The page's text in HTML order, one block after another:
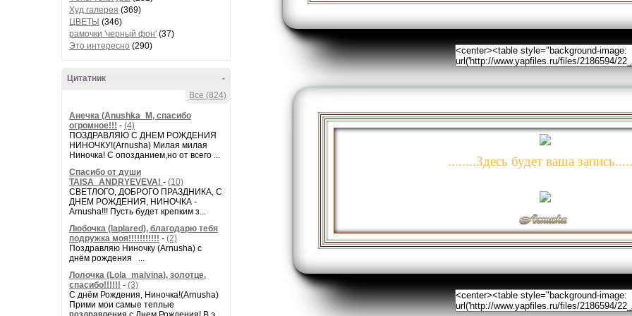
Худ.галерея (369)
ЦВЕТЫ (346)
рамочки 'черный фон' (37)
Это интересно (290)
-
Цитатник
Все (824)
Анечка (Anushka_M, спасибо
огромное!!! - (4)
ПОЗДРАВЛЯЮ С ДНЕМ РОЖДЕНИЯ
НИНОЧКУ!(Arnusha) Милая милая
Ниночка! С опозданием,но от всего ...
Спасибо от души
TAISA_ANDRYEVEVA! - (10)
СВЕТЛОГО, ДОБРОГО ПРАЗДНИКА, С
ДНЕМ РОЖДЕНИЯ, НИНОЧКА -
Arnusha!!! Пусть будет крепким з...
Любочка (laplared), благодарю тебя
подружка моя!!!!!!!!!!! - (2)
Поздравляю Ниночку (Arnusha) с
днём рождения ...
Лолочка (Lola_malvina), золотце,
спасибо!!!!!! - (3)
С днём Рождения, Ниночка!(Аrnusha)
Прими мои самые теплые
........Здесь будет ваша